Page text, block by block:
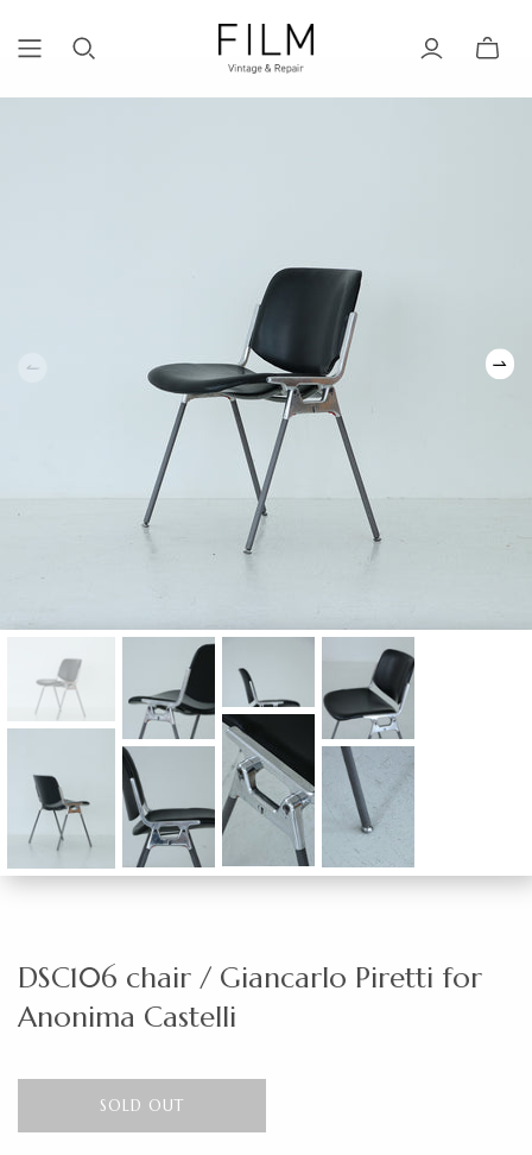
DSC106 chair / Giancarlo Piretti for
Anonima Castelli
SOLD OUT